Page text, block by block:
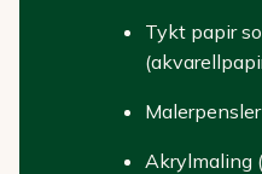
Tykt papir
Malerpensler
Akrylmaling